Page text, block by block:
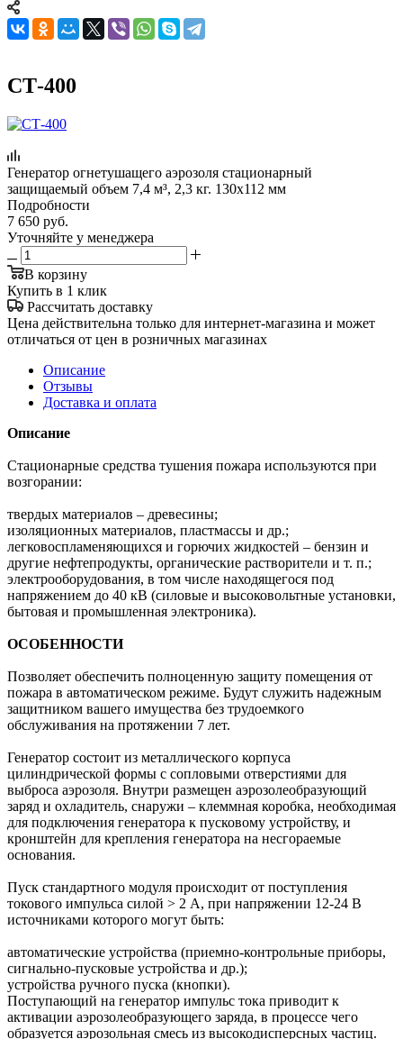
СТ-400
Генератор огнетушащего аэрозоля стационарный
защищаемый объем 7,4 м³, 2,3 кг. 130х112 мм
Подробности
7 650 руб.
Уточняйте у менеджера
В корзину
Купить в 1 клик
Рассчитать доставку
Цена действительна только для интернет-магазина и может
отличаться от цен в розничных магазинах
Описание
Отзывы
Доставка и оплата
Описание
Стационарные средства тушения пожара используются при
возгорании:
твердых материалов – древесины;
изоляционных материалов, пластмассы и др.;
легковоспламеняющихся и горючих жидкостей – бензин и
другие нефтепродукты, органические растворители и т. п.;
электрооборудования, в том числе находящегося под
напряжением до 40 кВ (силовые и высоковольтные установки,
бытовая и промышленная электроника).
ОСОБЕННОСТИ
Позволяет обеспечить полноценную защиту помещения от
пожара в автоматическом режиме. Будут служить надежным
защитником вашего имущества без трудоемкого
обслуживания на протяжении 7 лет.
Генератор состоит из металлического корпуса
цилиндрической формы с сопловыми отверстиями для
выброса аэрозоля. Внутри размещен аэрозолеобразующий
заряд и охладитель, снаружи – клеммная коробка, необходимая
для подключения генератора к пусковому устройству, и
кронштейн для крепления генератора на несгораемые
основания.
Пуск стандартного модуля происходит от поступления
токового импульса силой ˃ 2 А, при напряжении 12-24 В
источниками которого могут быть:
автоматические устройства (приемно-контрольные приборы,
сигнально-пусковые устройства и др.);
устройства ручного пуска (кнопки).
Поступающий на генератор импульс тока приводит к
активации аэрозолеобразующего заряда, в процессе чего
образуется аэрозольная смесь из высокодисперсных частиц.